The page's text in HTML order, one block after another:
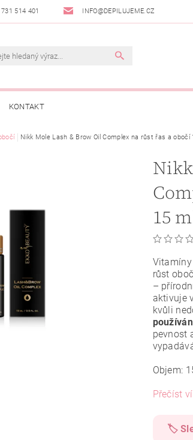
514 401 INFO@DEPILUJEME.CZ
KONTAKT
Nikk Mole Lash & Brow Oil Complex na růst řas a obočí
15
růst
–
aktivuje
kvůli
pevnost
Objem:
Přečíst
🏷️